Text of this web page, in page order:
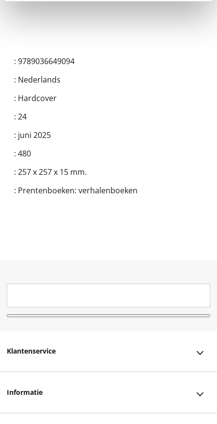
: 9789036649094
: Nederlands
: Hardcover
: 24
: juni 2025
: 480
: 257 x 257 x 15 mm.
: Prentenboeken: verhalenboeken
Klantenservice
Informatie